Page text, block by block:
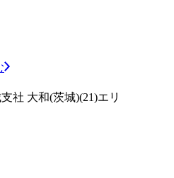
社 大和(茨城)(21)エリ